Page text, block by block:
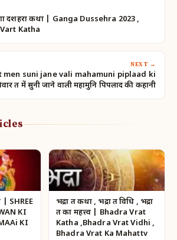
दशहरा कथा | Ganga Dussehra 2023 ,
Katha
NEXT →
men suni jane vali mahamuni piplaad ki
व्रत में सुनी जाने वाली महामुनि पिपलाद की कहानी
| SHREE
KI
KI
भद्रा व्रत कथा , भद्रा व्रत विधि , भद्रा
व्रत का महत्त्व | Bhadra Vrat
Katha ,Bhadra Vrat Vidhi ,
Bhadra Vrat Ka Mahattv